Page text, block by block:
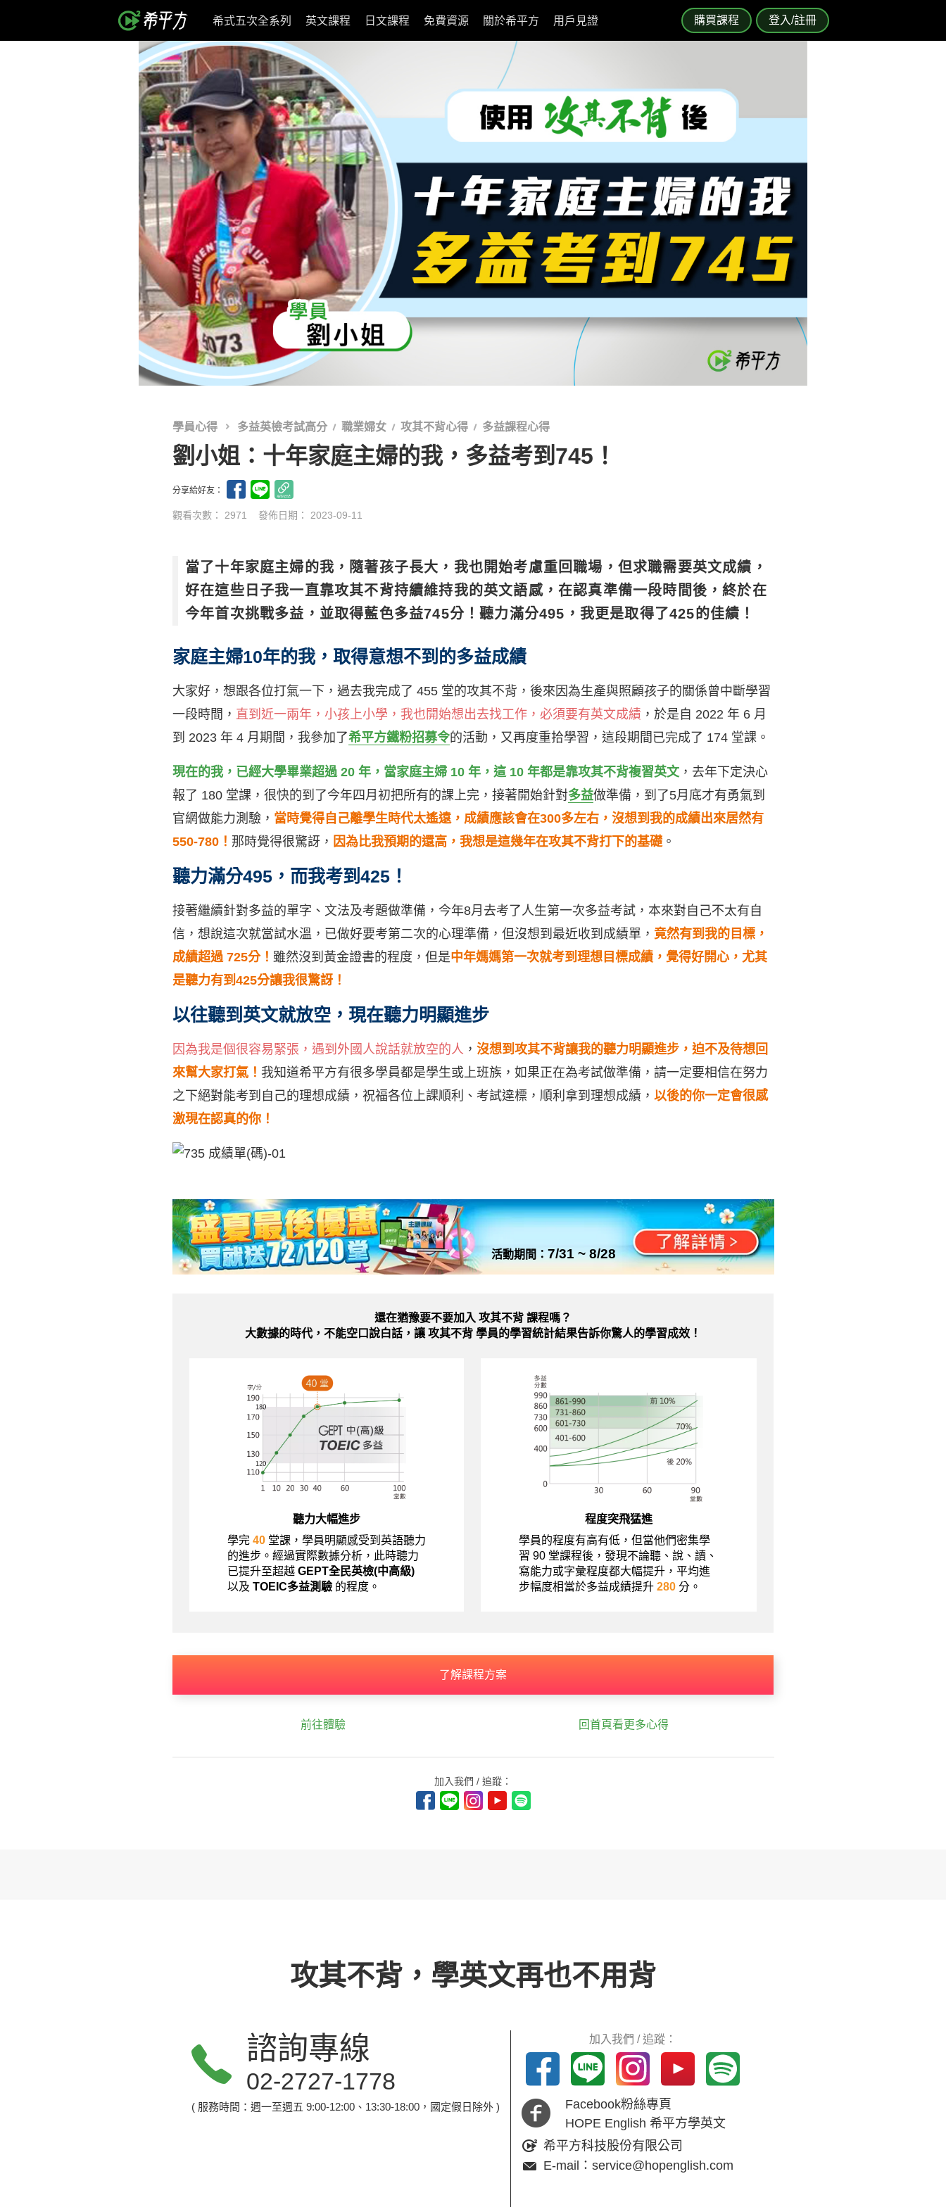
購買課程 登入/註冊
希式五次全系列 英文課程 日文課程 免費資源 關於希平方 用戶見證
學員心得 多益英檢考試高分 職業婦女 攻其不背心得 多益課程心得
劉小姐：十年家庭主婦的我，多益考到745！
分享給好友：
觀看次數： 2971 發佈日期： 2023-09-11
當了十年家庭主婦的我，隨著孩子長大，我也開始考慮重回職場，但求職需要英文成績，
好在這些日子我一直靠攻其不背持續維持我的英文語感，在認真準備一段時間後，終於在
今年首次挑戰多益，並取得藍色多益745分！聽力滿分495，我更是取得了425的佳績！
家庭主婦10年的我，取得意想不到的多益成績
大家好，想跟各位打氣一下，過去我完成了 455 堂的攻其不背，後來因為生產與照顧孩子的關係曾中斷學習
一段時間， 直到近一兩年，小孩上小學，我也開始想出去找工作，必須要有英文成績 ，於是自 2022 年 6 月
到 2023 年 4 月期間，我參加了希平方鐵粉招募令的活動，又再度重拾學習，這段期間已完成了 174 堂課。
現在的我，已經大學畢業超過 20 年，當家庭主婦 10 年，這 10 年都是靠攻其不背複習英文，去年下定決心
報了 180 堂課，很快的到了今年四月初把所有的課上完，接著開始針對多益做準備，到了5月底才有勇氣到
官網做能力測驗， 當時覺得自己離學生時代太遙遠，成績應該會在300多左右，沒想到我的成績出來居然有
550-780！ 那時覺得很驚訝， 因為比我預期的還高，我想是這幾年在攻其不背打下的基礎。
聽力滿分495，而我考到425！
接著繼續針對多益的單字、文法及考題做準備，今年8月去考了人生第一次多益考試，本來對自己不太有自
信，想說這次就當試水溫，已做好要考第二次的心理準備，但沒想到最近收到成績單， 竟然有到我的目標，
成績超過 725分！ 雖然沒到黃金證書的程度，但是中年媽媽第一次就考到理想目標成績，覺得好開心，尤其
是聽力有到425分讓我很驚訝！
以往聽到英文就放空，現在聽力明顯進步
因為我是個很容易緊張，遇到外國人說話就放空的人 ， 沒想到攻其不背讓我的聽力明顯進步，迫不及待想回
來幫大家打氣！ 我知道希平方有很多學員都是學生或上班族，如果正在為考試做準備，請一定要相信在努力
之下絕對能考到自己的理想成績，祝福各位上課順利、考試達標，順利拿到理想成績， 以後的你一定會很感
激現在認真的你！
活動期間：7/31 ~ 8/28
還在猶豫要不要加入 攻其不背 課程嗎？
大數據的時代，不能空口說白話，讓 攻其不背 學員的學習統計結果告訴你驚人的學習成效！
聽力大幅進步
學完 40 堂課，學員明顯感受到英語聽力
的進步。經過實際數據分析，此時聽力
已提升至超越 GEPT全民英檢(中高級)
以及 TOEIC多益測驗 的程度。
程度突飛猛進
學員的程度有高有低，但當他們密集學
習 90 堂課程後，發現不論聽、說、讀、
寫能力或字彙程度都大幅提升，平均進
步幅度相當於多益成績提升 280 分。
了解課程方案
前往體驗 回首頁看更多心得
加入我們 / 追蹤：
攻其不背，學英文再也不用背
諮詢專線
02-2727-1778
( 服務時間：週一至週五 9:00-12:00、13:30-18:00，國定假日除外 )
加入我們 / 追蹤：
Facebook粉絲專頁
HOPE English 希平方學英文
希平方科技股份有限公司
E-mail：service@hopenglish.com